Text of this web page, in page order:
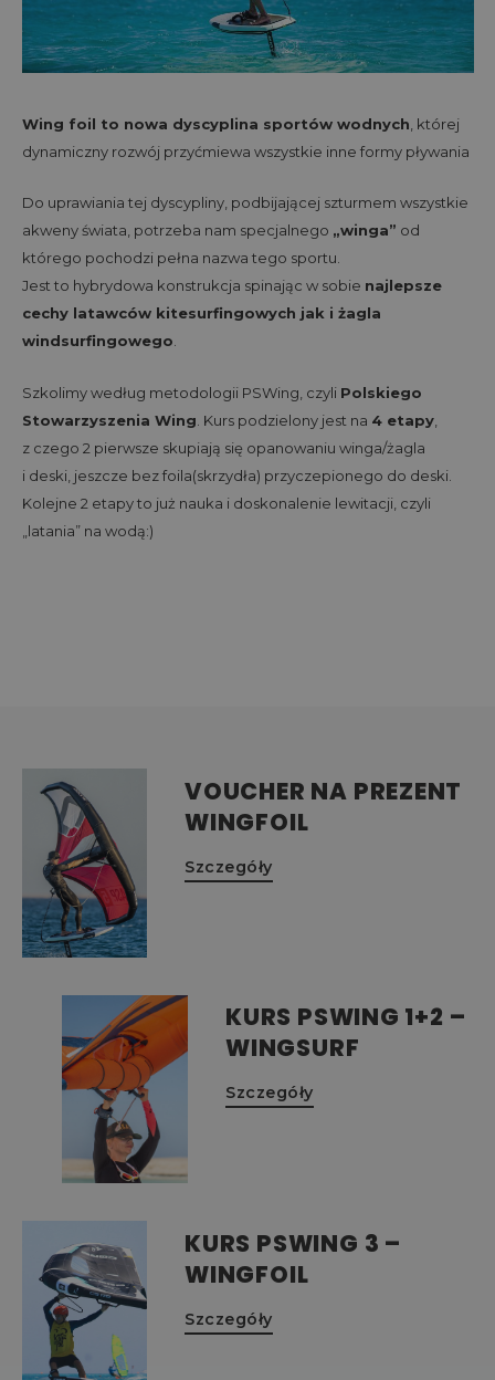
Wing foil to nowa dyscyplina sportów wodnych , której
dynamiczny rozwój przyćmiewa wszystkie inne formy pływania
Do uprawiania tej dyscypliny, podbijającej szturmem wszystkie
akweny świata, potrzeba nam specjalnego „winga” od
którego pochodzi pełna nazwa tego sportu.
Jest to hybrydowa konstrukcja spinając w sobie najlepsze
cechy latawców kitesurfingowych jak i żagla
windsurfingowego
Szkolimy według metodologii PSWing, czyli Polskiego
Stowarzyszenia Wing . Kurs podzielony jest na 4 etapy,
z czego 2 pierwsze skupiają się opanowaniu winga/żagla
i deski, jeszcze bez foila(skrzydła) przyczepionego do deski.
Kolejne 2 etapy to już nauka i doskonalenie lewitacji, czyli
„latania” na wodą:)
VOUCHER NA PREZENT
WINGFOIL
Szczegóły
KURS PSWING 1+2 –
WINGSURF
Szczegóły
KURS PSWING 3 –
WINGFOIL
Szczegóły